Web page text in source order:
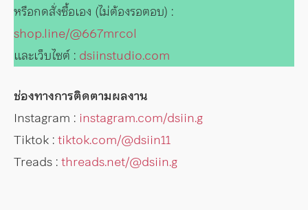
หรือกดสั่งซื้อเอง (ไม่ต้องรอตอบ) :
shop.line/@667mrcol
และเว็บไซต์ : dsiinstudio.com
ช่องทางการติดตามผลงาน
Instagram : instagram.com/dsiin.g
Tiktok :tiktok.com/@dsiin11
Treads :threads.net/@dsiin.g